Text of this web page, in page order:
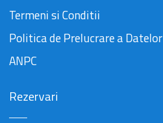
Termeni si Conditii
Politica de Prelucrare a
ANPC
Rezervari